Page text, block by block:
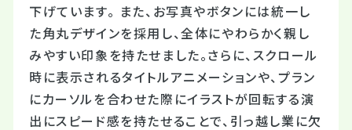
下げています。 また、お写真やボタンには統一し
た角丸デザインを採用し、全体にやわらかく親し
みやすい印象を持たせました。さらに、スクロール
時に表示されるタイトルアニメーションや、プラン
にカーソルを合わせた際にイラストが回転する演
出にスピード感を持たせることで、引っ越し業に欠